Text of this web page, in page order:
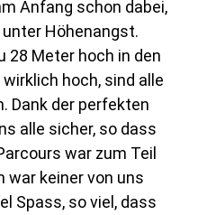
Anfang schon dabei,
Höhenangst.
28 Meter hoch in den
hoch, sind alle
Dank der perfekten
alle sicher, so dass
war zum Teil
keiner von uns
Spass, so viel, dass